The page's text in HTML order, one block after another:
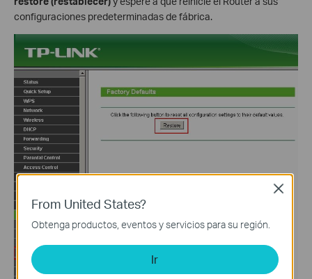
configuraciones predeterminadas de fábrica.
From United States?
Obtenga productos, eventos y servicios para su región.
Ir
Close